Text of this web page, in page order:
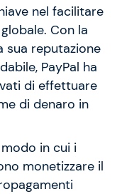
nel facilitare
Con la
sua reputazione
PayPal ha
di effettuare
di denaro in
in cui i
monetizzare il